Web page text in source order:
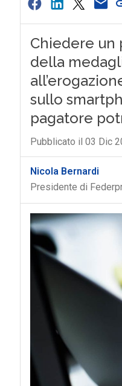
Chiedere un
della
sullo
pagatore
Pubblicato il 03 Dic
Nicola Bernardi
Presidente di